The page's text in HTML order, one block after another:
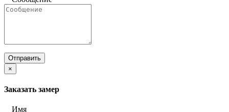
Отправить
×
Заказать замер
Имя